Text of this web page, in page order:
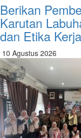
Berikan
Karutan
dan Etika Kerja
10 Agustus 2026